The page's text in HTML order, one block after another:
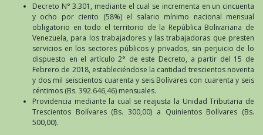
Decreto N° 3.301, mediante el cual se incrementa en un cincuenta
y ocho por ciento (58%) el salario mínimo nacional mensual
obligatorio en todo el territorio de la República Bolivariana de
Venezuela, para los trabajadores y las trabajadoras que presten
servicios en los sectores públicos y privados, sin perjuicio de lo
dispuesto en el artículo 2° de este Decreto, a partir del 15 de
Febrero de 2018, estableciéndose la cantidad trescientos noventa
y dos mil seiscientos cuarenta y seis Bolívares con cuarenta y seis
céntimos (Bs. 392.646,46) mensuales.
Providencia mediante la cual se reajusta la Unidad Tributaria de
Trescientos Bolívares (Bs. 300,00) a Quinientos Bolívares (Bs.
500,00).